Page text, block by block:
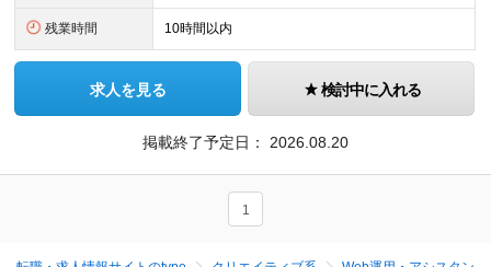
残業時間 10時間以内
求人を見る 検討中に入れる
掲載終了予定日： 2026.08.20
1